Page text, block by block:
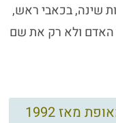
שינה, בכאבי ראש,
האדם ולא רק את שם